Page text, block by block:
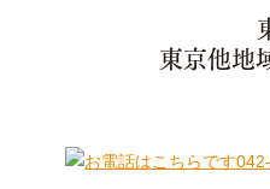
東京他地